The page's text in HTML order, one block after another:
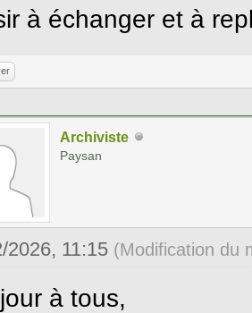
à échanger et à
Archiviste
Paysan
2026, 11:15 (Modification du
à tous,